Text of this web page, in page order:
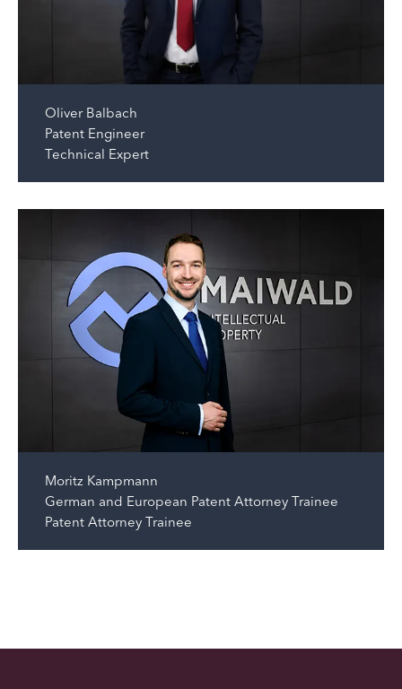
Oliver Balbach
Patent Engineer
Technical Expert
Moritz Kampmann
German and European Patent Attorney Trainee
Patent Attorney Trainee